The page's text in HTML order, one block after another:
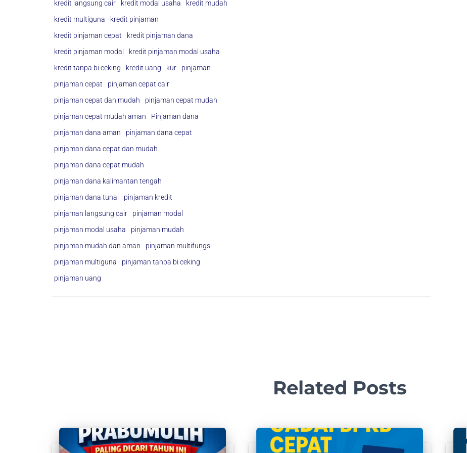
kredit langsung cair
kredit modal usaha
kredit mudah
kredit multiguna
kredit pinjaman
kredit pinjaman cepat
kredit pinjaman dana
kredit pinjaman modal
kredit pinjaman modal usaha
kredit tanpa bi ceking
kredit uang kur
pinjaman
pinjaman cepat
pinjaman cepat cair
pinjaman cepat dan mudah
pinjaman cepat mudah
pinjaman cepat mudah aman
Pinjaman dana
pinjaman dana aman
pinjaman dana cepat
pinjaman dana cepat dan mudah
pinjaman dana cepat mudah
pinjaman dana kalimantan tengah
pinjaman dana tunai
pinjaman kredit
pinjaman langsung cair
pinjaman modal
pinjaman modal usaha
pinjaman mudah
pinjaman mudah dan aman
pinjaman multifungsi
pinjaman multiguna
pinjaman tanpa bi ceking
pinjaman uang
Related Posts